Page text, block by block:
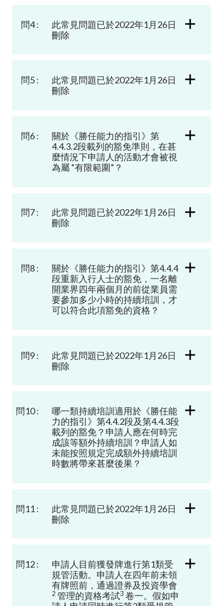
問4 :
此常見問題已於2022年1月26日
刪除
問5 :
此常見問題已於2022年1月26日
刪除
問6 :
關於《勝任能力的指引》第
4.4.3.2段載列的豁免準則，在甚
麼情況下申請人的活動才會被視
為屬 “有限範圍”？
問7 :
此常見問題已於2022年1月26日
刪除
問8 : 關於《勝任能力的指引》第4.4.4
段重新入行人士的豁免，一名離
開業界四年兩個月的前從業員需
要參加多少小時的持續培訓，才
可以符合此項豁免的資格？
問9 :
此常見問題已於2022年1月26日
刪除
問10 :
哪一類持續培訓適用於《勝任能
力的指引》第4.4.2段及第4.4.3段
載列的豁免？申請人應在何時完
成該等額外持續培訓？申請人如
未能按照規定完成額外持續培訓
時數將帶來甚麼後果？
問11 :
此常見問題已於2022年1月26日
刪除
問12 : 申請人目前獲發牌進行第1類受
規管活動。申請人在四年前未領
有牌照前，通過證券及投資學會
2 管理的資格考試3 卷一。假如申